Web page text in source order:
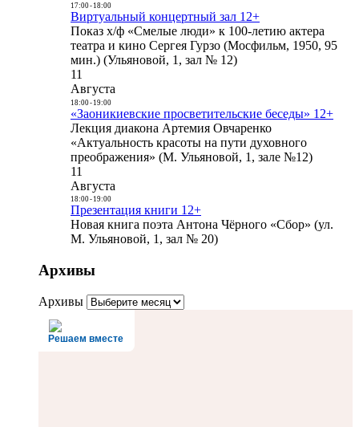
17:00- 18:00
Виртуальный концертный зал 12+
Показ х/ф «Смелые люди» к 100-летию актера
театра и кино Сергея Гурзо (Мосфильм, 1950, 95
мин.) (Ульяновой, 1, зал № 12)
11
Августа
18:00- 19:00
«Заоникиевские просветительские беседы» 12+
Лекция диакона Артемия Овчаренко
«Актуальность красоты на пути духовного
преображения» (М. Ульяновой, 1, зале №12)
11
Августа
18:00- 19:00
Презентация книги 12+
Новая книга поэта Антона Чёрного «Сбор» (ул.
М. Ульяновой, 1, зал № 20)
Архивы
Архивы
Решаем вместе